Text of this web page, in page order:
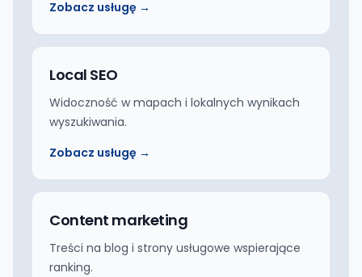
Zobacz usługę →
Local SEO
Widoczność w mapach i lokalnych wynikach
wyszukiwania.
Zobacz usługę →
Content marketing
Treści na blog i strony usługowe wspierające
ranking.